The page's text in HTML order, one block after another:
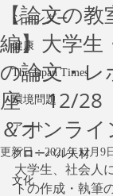
ジェンダー
健康
The Japan Times
環境問題
アート
グローバル人材
文化
【論文の
編】大学生
の論文・レ
座 12/28
＆オンライ
更新日：2021年12月9
大学生、社会人
トの作成・執筆